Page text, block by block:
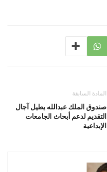
المادة السابقة
صندوق الملك عبدالله يطيل آجال
التقديم لدعم أبحاث الجامعات
الإبداعية